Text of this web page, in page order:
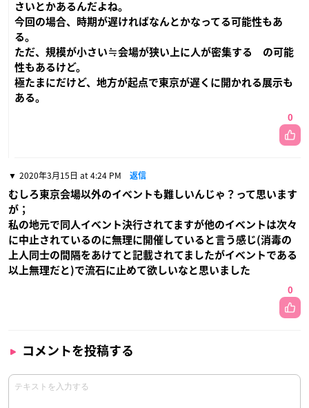
さいとかあるんだよね。
今回の場合、時期が遅ければなんとかなってる可能性もあ
る。
ただ、規模が小さい≒会場が狭い上に人が密集する の可能
性もあるけど。
極たまにだけど、地方が起点で東京が遅くに開かれる展示も
ある。
0
2020年3月15日 at 4:24 PM 返信
むしろ東京会場以外のイベントも難しいんじゃ？って思います
が；
私の地元で同人イベント決行されてますが他のイベントは次々
に中止されているのに無理に開催していると言う感じ(消毒の
上人同士の間隔をあけてと記載されてましたがイベントである
以上無理だと)で流石に止めて欲しいなと思いました
0
コメントを投稿する